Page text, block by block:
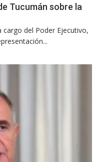
Tucumán sobre la
cargo del Poder Ejecutivo,